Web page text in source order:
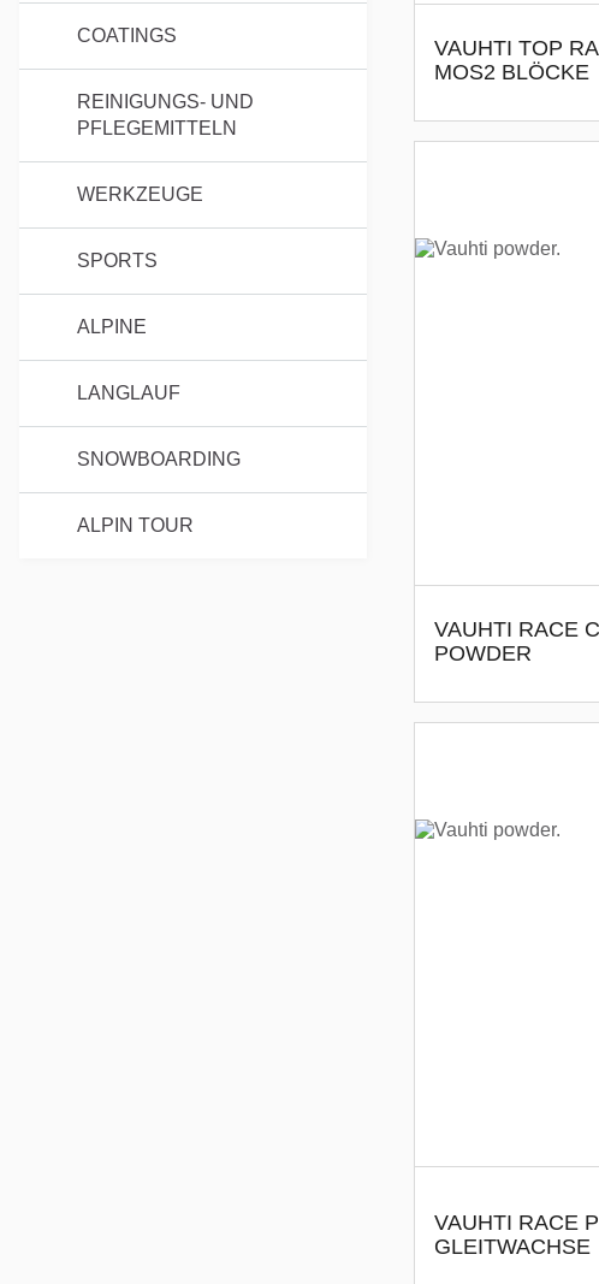
COATINGS
REINIGUNGS- UND
PFLEGEMITTELN
WERKZEUGE
SPORTS
ALPINE
LANGLAUF
SNOWBOARDING
ALPIN TOUR
VAUHTI TOP
MOS2 BLÖCKE
VAUHTI RACE C
POWDER
VAUHTI RACE
GLEITWACHSE